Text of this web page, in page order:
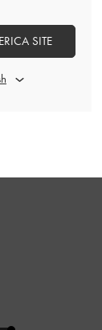
SITE